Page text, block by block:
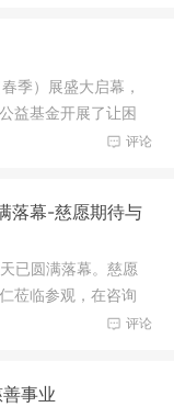
季）展盛大启幕，
益基金开展了让困
评论
落幕-慈愿期待与
已圆满落幕。慈愿
莅临参观，在咨询
评论
事业